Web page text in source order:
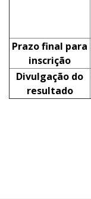
Prazo final para
inscrição
Divulgação do
resultado